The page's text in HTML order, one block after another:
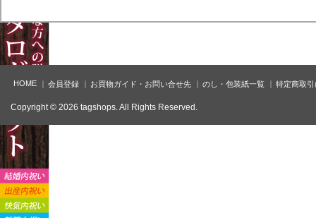
HOME 会員登録 お買物ガイド・お問い合せ先 のし・包装紙一覧 特定商取
Copyright © 2026 tagshops. All Rights Reserved.